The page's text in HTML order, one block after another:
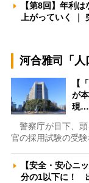
【第8回】年利
上がっていく
河合雅司「人
【
が
現…
警察庁が目下、頭
官の採用試験の受
【安全・安心ニ
分の1以下に！